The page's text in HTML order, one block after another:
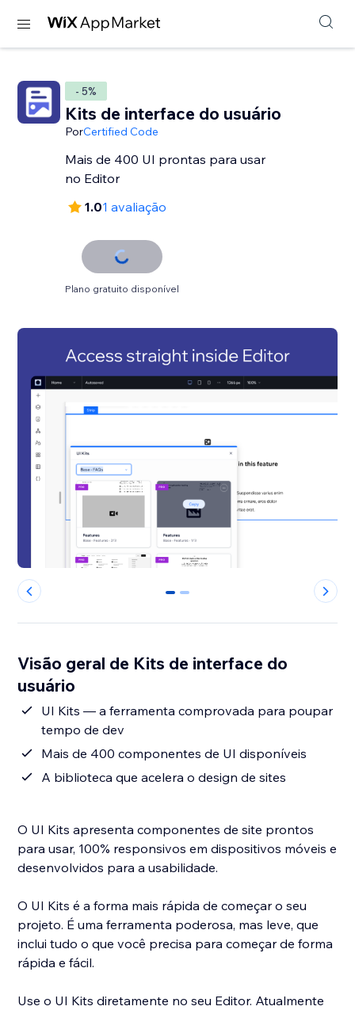
- 5%
Kits de interface do usuário
PorCertified Code
Mais de 400 UI prontas para usar
no Editor
1.01 avaliação
Plano gratuito disponível
0 1
Visão geral de Kits de interface do
usuário
UI Kits — a ferramenta comprovada para poupar
tempo de dev
Mais de 400 componentes de UI disponíveis
A biblioteca que acelera o design de sites
O UI Kits apresenta componentes de site prontos
para usar, 100% responsivos em dispositivos móveis e
desenvolvidos para a usabilidade.
O UI Kits é a forma mais rápida de começar o seu
projeto. É uma ferramenta poderosa, mas leve, que
inclui tudo o que você precisa para começar de forma
rápida e fácil.
Use o UI Kits diretamente no seu Editor. Atualmente